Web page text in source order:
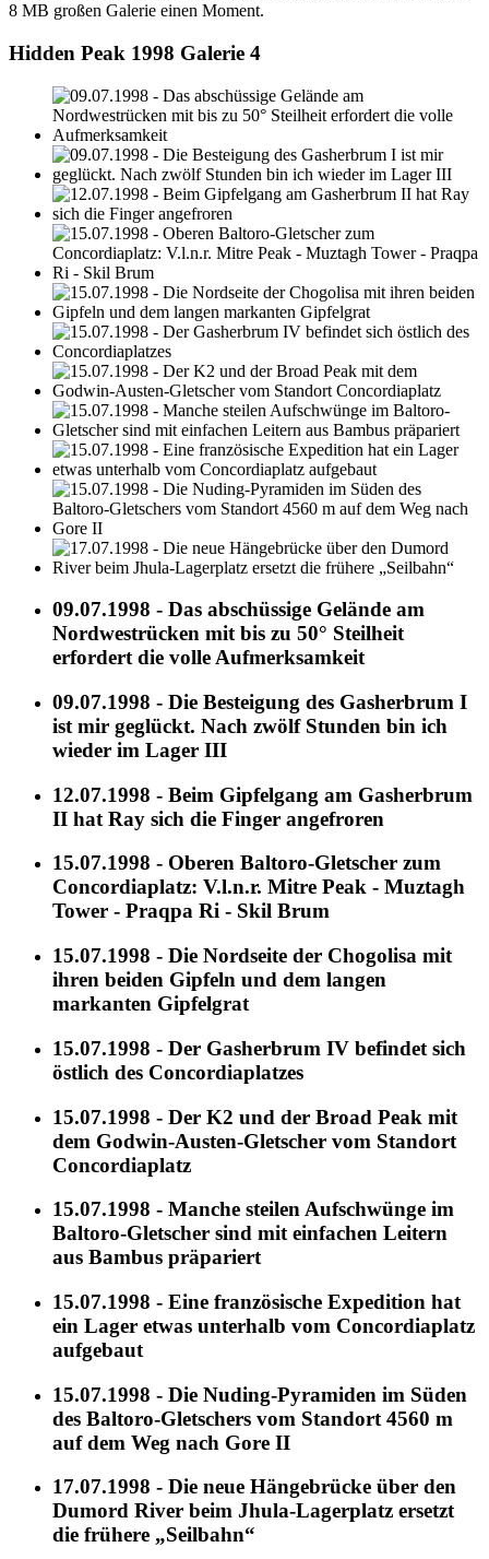
8 MB großen Galerie einen Moment.
Hidden Peak 1998 Galerie 4
09.07.1998 - Das abschüssige Gelände am
Nordwestrücken mit bis zu 50° Steilheit
erfordert die volle Aufmerksamkeit
09.07.1998 - Die Besteigung des Gasherbrum I
ist mir geglückt. Nach zwölf Stunden bin ich
wieder im Lager III
12.07.1998 - Beim Gipfelgang am Gasherbrum
II hat Ray sich die Finger angefroren
15.07.1998 - Oberen Baltoro-Gletscher zum
Concordiaplatz: V.l.n.r. Mitre Peak - Muztagh
Tower - Praqpa Ri - Skil Brum
15.07.1998 - Die Nordseite der Chogolisa mit
ihren beiden Gipfeln und dem langen
markanten Gipfelgrat
15.07.1998 - Der Gasherbrum IV befindet sich
östlich des Concordiaplatzes
15.07.1998 - Der K2 und der Broad Peak mit
dem Godwin-Austen-Gletscher vom Standort
Concordiaplatz
15.07.1998 - Manche steilen Aufschwünge im
Baltoro-Gletscher sind mit einfachen Leitern
aus Bambus präpariert
15.07.1998 - Eine französische Expedition hat
ein Lager etwas unterhalb vom Concordiaplatz
aufgebaut
15.07.1998 - Die Nuding-Pyramiden im Süden
des Baltoro-Gletschers vom Standort 4560 m
auf dem Weg nach Gore II
17.07.1998 - Die neue Hängebrücke über den
Dumord River beim Jhula-Lagerplatz ersetzt
die frühere „Seilbahn“